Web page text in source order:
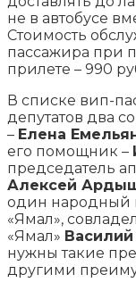
не в автобусе
Стоимость
пассажира при
прилете – 990
В списке вип-
депутатов два
– Елена
его помощник –
председатель
Алексей
один народный
«Ямал»,
«Ямал»
нужны такие
другими